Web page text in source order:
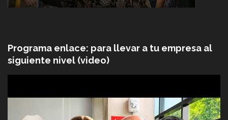
Programa enlace: para llevar a tu empresa al
siguiente nivel (video)